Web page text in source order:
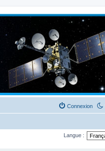
Connexion
Langue :